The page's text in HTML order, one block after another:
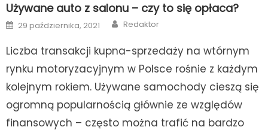
Używane auto z salonu – czy to się opłaca?
Posted
on
29 października, 2021 Author
Redaktor
Liczba transakcji kupna-sprzedaży na wtórnym
rynku motoryzacyjnym w Polsce rośnie z każdym
kolejnym rokiem. Używane samochody cieszą się
ogromną popularnością głównie ze względów
finansowych – często można trafić na bardzo